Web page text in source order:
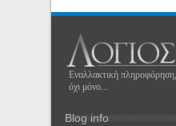
Εναλλακτική πληροφόρηση,
όχι μόνο...
Blog info